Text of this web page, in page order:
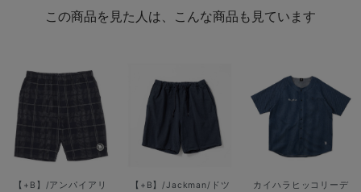
この商品を見た人は、こんな商品も見ています
【+B】/アンパイアリ
【+B】/Jackman/ドツ
カイハラヒッコリーデ